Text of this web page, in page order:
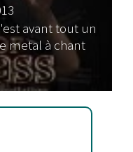
avant tout un
metal à chant